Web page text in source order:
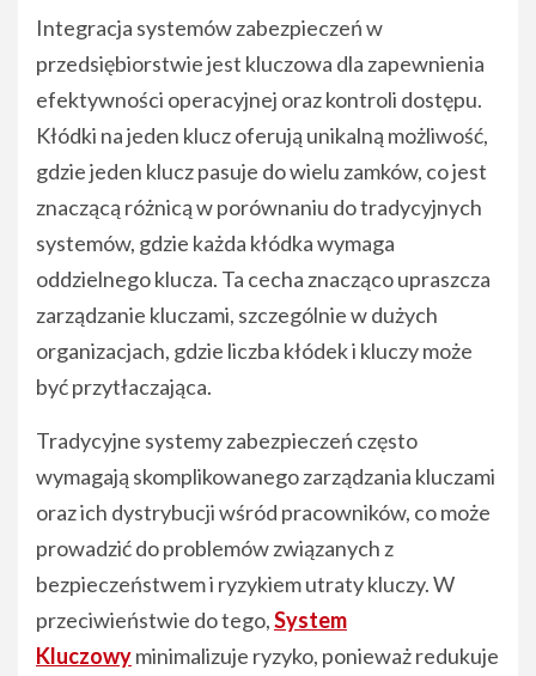
Integracja systemów zabezpieczeń w
przedsiębiorstwie jest kluczowa dla zapewnienia
efektywności operacyjnej oraz kontroli dostępu.
Kłódki na jeden klucz oferują unikalną możliwość,
gdzie jeden klucz pasuje do wielu zamków, co jest
znaczącą różnicą w porównaniu do tradycyjnych
systemów, gdzie każda kłódka wymaga
oddzielnego klucza. Ta cecha znacząco upraszcza
zarządzanie kluczami, szczególnie w dużych
organizacjach, gdzie liczba kłódek i kluczy może
być przytłaczająca.
Tradycyjne systemy zabezpieczeń często
wymagają skomplikowanego zarządzania kluczami
oraz ich dystrybucji wśród pracowników, co może
prowadzić do problemów związanych z
bezpieczeństwem i ryzykiem utraty kluczy. W
przeciwieństwie do tego,System
Kluczowyminimalizuje ryzyko, ponieważ redukuje